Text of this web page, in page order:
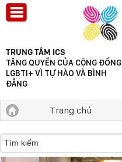
TRUNG TÂM ICS
TĂNG QUYỀN CỦA CỘNG ĐỒNG
LGBTI+ VÌ TỰ HÀO VÀ BÌNH
ĐẲNG
Trang chủ